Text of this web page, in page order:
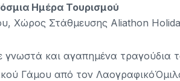
Ημέρα Τουρισμού
Χώρος Στάθμευσης Aliathon
και αγαπημένα τραγούδια
Γάμου από τον